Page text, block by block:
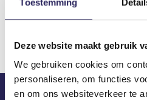
Deze website maakt gebruik
We gebruiken cookies om
personaliseren, om functies
en om ons websiteverkeer te
Download